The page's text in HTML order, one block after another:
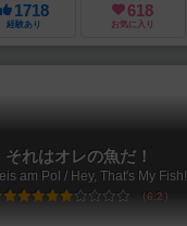
1718
経験あり
618
お気に入り
それはオレの魚だ！
am Pol / Hey, That's My Fish!
6.2